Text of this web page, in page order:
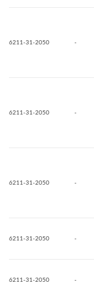
6211-31-2050 -
6211-31-2050 -
6211-31-2050 -
6211-31-2050 -
6211-31-2050 -